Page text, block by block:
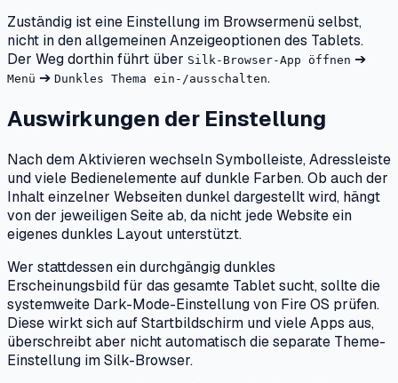
Zuständig ist eine Einstellung im Browsermenü selbst,
nicht in den allgemeinen Anzeigeoptionen des Tablets.
Der Weg dorthin führt über Silk-Browser-App öffnen ➔
Menü ➔ Dunkles Thema ein-/ausschalten.
Auswirkungen der Einstellung
Nach dem Aktivieren wechseln Symbolleiste, Adressleiste
und viele Bedienelemente auf dunkle Farben. Ob auch der
Inhalt einzelner Webseiten dunkel dargestellt wird, hängt
von der jeweiligen Seite ab, da nicht jede Website ein
eigenes dunkles Layout unterstützt.
Wer stattdessen ein durchgängig dunkles
Erscheinungsbild für das gesamte Tablet sucht, sollte die
systemweite Dark-Mode-Einstellung von Fire OS prüfen.
Diese wirkt sich auf Startbildschirm und viele Apps aus,
überschreibt aber nicht automatisch die separate Theme-
Einstellung im Silk-Browser.